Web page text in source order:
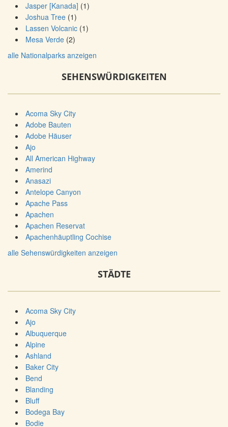
Jasper [Kanada] (1)
Joshua Tree (1)
Lassen Volcanic (1)
Mesa Verde (2)
alle Nationalparks anzeigen
SEHENSWÜRDIGKEITEN
Acoma Sky City
Adobe Bauten
Adobe Häuser
Ajo
All American Highway
Amerind
Anasazi
Antelope Canyon
Apache Pass
Apachen
Apachen Reservat
Apachenhäuptling Cochise
alle Sehenswürdigkeiten anzeigen
STÄDTE
Acoma Sky City
Ajo
Albuquerque
Alpine
Ashland
Baker City
Bend
Blanding
Bluff
Bodega Bay
Bodie